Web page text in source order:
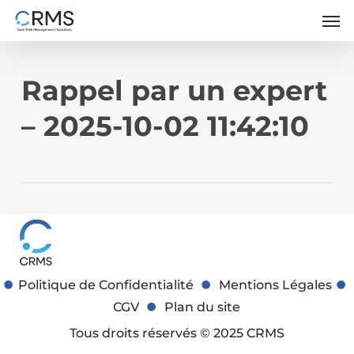
Skip
Rappel par un expert
– 2025-10-02 11:42:10
Politique de Confidentialité
Mentions Légales
CGV
Plan du site
Tous droits réservés © 2025 CRMS